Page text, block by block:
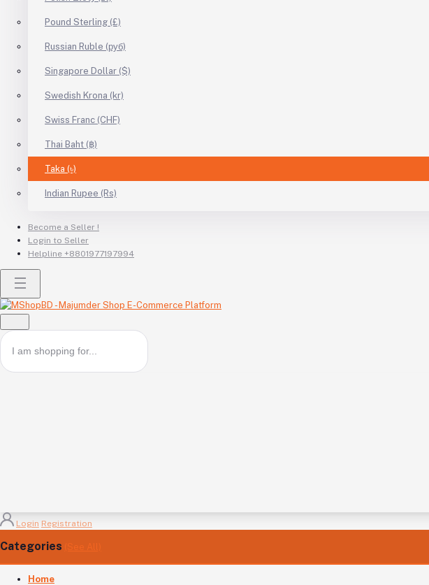
Pound Sterling (£)
Russian Ruble (руб)
Singapore Dollar ($)
Swedish Krona (kr)
Swiss Franc (CHF)
Thai Baht (฿)
Taka (৳)
Indian Rupee (Rs)
Become a Seller !
Login to Seller
Helpline +8801977197994
Login Registration
Categories (See All)
Home